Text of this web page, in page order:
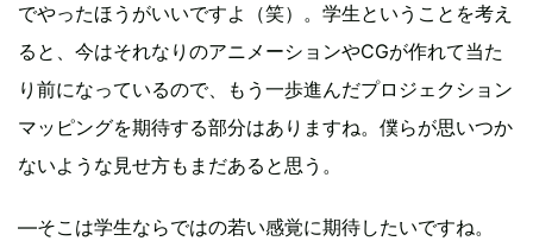
でやったほうがいいですよ（笑）。学生ということを考え
ると、今はそれなりのアニメーションやCGが作れて当た
り前になっているので、もう一歩進んだプロジェクション
マッピングを期待する部分はありますね。僕らが思いつか
ないような見せ方もまだあると思う。
―そこは学生ならではの若い感覚に期待したいですね。